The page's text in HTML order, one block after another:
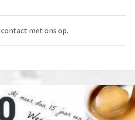
contact met ons op.